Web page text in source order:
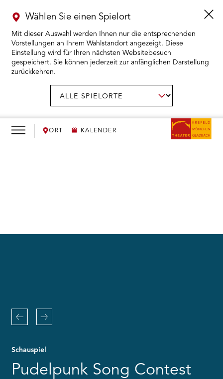
ORT KALENDER
Wählen Sie einen Spielort
Mit dieser Auswahl werden Ihnen nur die entsprechenden
Vorstellungen an Ihrem Wahlstandort angezeigt. Diese
Einstellung wird für Ihren nächsten Websitebesuch
gespeichert. Sie können jederzeit zur anfänglichen Darstellung
zurückkehren.
KARTENKAUF ÖFFNEN
WIR ÖFFNEN
Schauspiel
Pudelpunk Song Contest
to
load
trackers
that
are
Zurück Weiter